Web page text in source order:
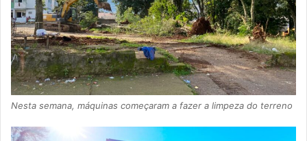
Nesta semana, máquinas começaram a fazer a limpeza do terreno